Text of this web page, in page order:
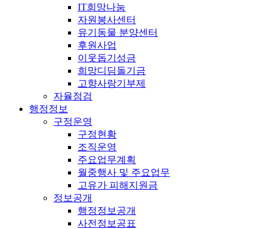
IT희망나눔
자원봉사센터
유기동물 분양센터
후원사업
이웃돕기성금
희망디딤돌기금
고향사랑기부제
자율점검
행정정보
구정운영
구정현황
조직운영
주요업무계획
월중행사 및 주요업무
고유가 피해지원금
정보공개
행정정보공개
사전정보공표